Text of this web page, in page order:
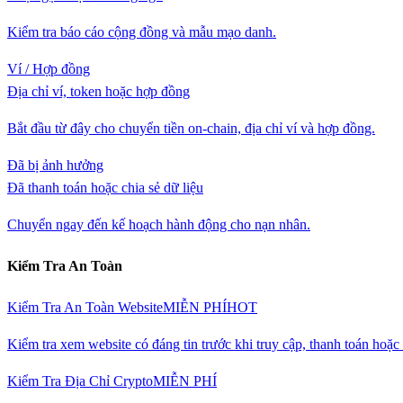
Kiểm tra báo cáo cộng đồng và mẫu mạo danh.
Ví / Hợp đồng
Địa chỉ ví, token hoặc hợp đồng
Bắt đầu từ đây cho chuyển tiền on-chain, địa chỉ ví và hợp đồng.
Đã bị ảnh hưởng
Đã thanh toán hoặc chia sẻ dữ liệu
Chuyển ngay đến kế hoạch hành động cho nạn nhân.
Kiểm Tra An Toàn
Kiểm Tra An Toàn WebsiteMIỄN PHÍHOT
Kiểm tra xem website có đáng tin trước khi truy cập, thanh toán
Kiểm Tra Địa Chỉ CryptoMIỄN PHÍ